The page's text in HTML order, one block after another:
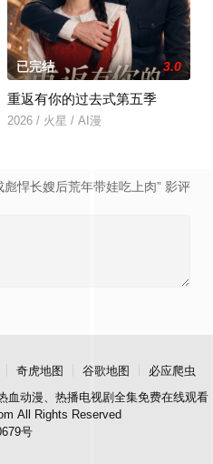
已完结 3.0
重返有你的过去式第五季
2026 / 火星 / AI漫
彪悍长嫂后荒年带娃吃上肉” 影评
奇虎地图 谷歌地图
必应爬虫
血动漫、热播电视剧全集免费在线观看
All Rights Reserved
号